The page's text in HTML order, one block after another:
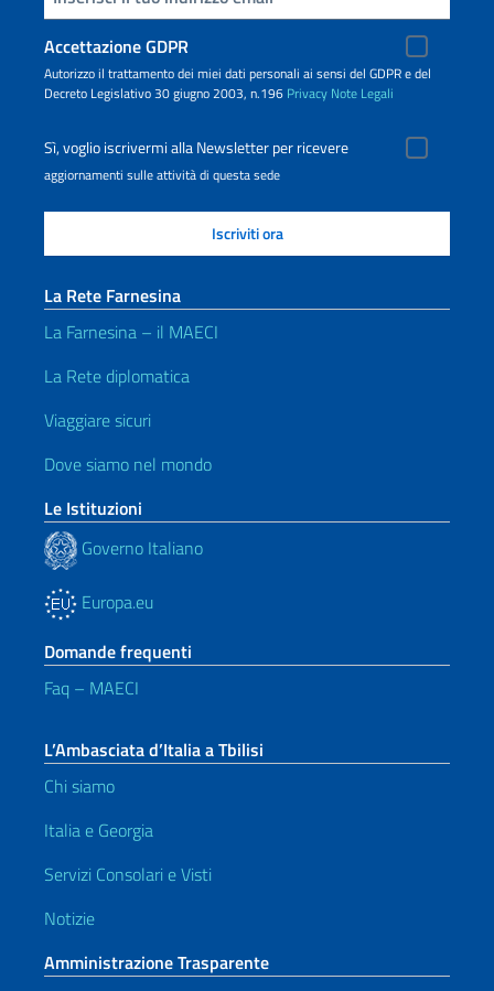
Accettazione GDPR
Autorizzo il trattamento dei miei dati personali ai sensi del GDPR e del
Decreto Legislativo 30 giugno 2003, n.196 Privacy Note Legali
Sì, voglio iscrivermi alla Newsletter per ricevere
aggiornamenti sulle attività di questa sede
La Rete Farnesina
La Farnesina – il MAECI
La Rete diplomatica
Viaggiare sicuri
Dove siamo nel mondo
Le Istituzioni
Governo Italiano
Europa.eu
Domande frequenti
Faq – MAECI
L’Ambasciata d’Italia a Tbilisi
Chi siamo
Italia e Georgia
Servizi Consolari e Visti
Notizie
Amministrazione Trasparente